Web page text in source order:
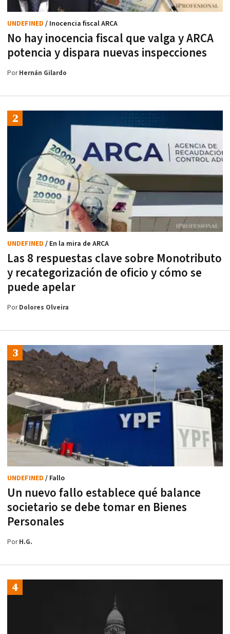
No hay inocencia fiscal que valga y ARCA
potencia y dispara nuevas inspecciones
UNDEFINED / Inocencia fiscal ARCA
PorHernán Gilardo
Las 8 respuestas clave sobre Monotributo
y recategorización de oficio y cómo se
puede apelar
UNDEFINED / En la mira de ARCA
PorDolores Olveira
Un nuevo fallo establece qué balance
societario se debe tomar en Bienes
Personales
UNDEFINED / Fallo
PorH.G.